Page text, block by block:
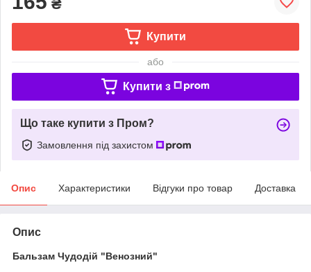
₴
Купити
або
Купити з
Що таке купити з Пром?
Замовлення під захистом
Опис Характеристики Відгуки про товар Доставка
Опис
Бальзам Чудодій "Венозний"